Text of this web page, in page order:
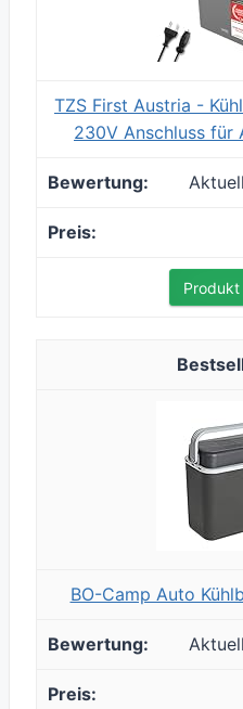
TZS First Austria -
230V Anschluss für
Produkt
BO-Camp Auto